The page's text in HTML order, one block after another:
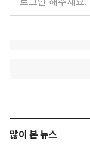
많이 본 뉴스